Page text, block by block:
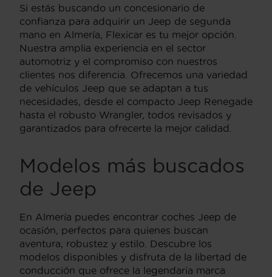
Si estás buscando un concesionario de
confianza para adquirir un Jeep de segunda
mano en Almería, Flexicar es tu mejor opción.
Nuestra amplia experiencia en el sector
automotriz y el compromiso con nuestros
clientes nos diferencia. Ofrecemos una variedad
de vehículos Jeep que se adaptan a tus
necesidades, desde el compacto Jeep Renegade
hasta el robusto Wrangler, todos revisados y
garantizados para ofrecerte la mejor calidad.
Modelos más buscados
de Jeep
En Almería puedes encontrar coches Jeep de
ocasión, perfectos para quienes buscan
aventura, robustez y estilo. Descubre los
modelos disponibles y disfruta de la libertad de
conducción que ofrece la legendaria marca